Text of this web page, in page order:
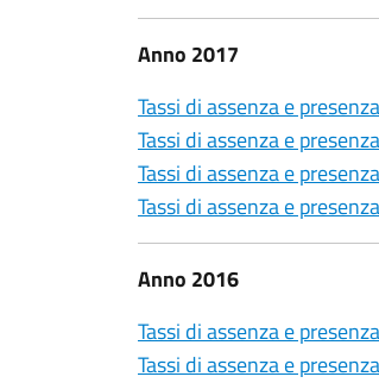
Anno 2017
Tassi di assenza e
Tassi di assenza e
Tassi di assenza e
Tassi di assenza e
Anno 2016
Tassi di assenza e
Tassi di assenza e